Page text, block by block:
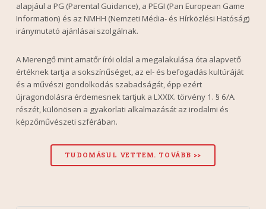
alapjául a PG (Parental Guidance), a PEGI (Pan European Game
Information) és az NMHH (Nemzeti Média- és Hírközlési Hatóság)
iránymutató ajánlásai szolgálnak.
A Merengő mint amatőr írói oldal a megalakulása óta alapvető
értéknek tartja a sokszínűséget, az el- és befogadás kultúráját
és a művészi gondolkodás szabadságát, épp ezért
újragondolásra érdemesnek tartjuk a LXXIX. törvény 1. § 6/A.
részét, különösen a gyakorlati alkalmazását az irodalmi és
képzőművészeti szférában.